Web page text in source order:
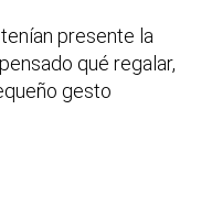
presente la
qué regalar,
gesto